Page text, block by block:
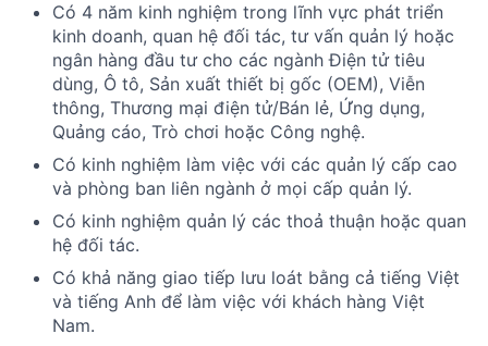
Có 4 năm kinh nghiệm trong lĩnh vực phát triển
kinh doanh, quan hệ đối tác, tư vấn quản lý hoặc
ngân hàng đầu tư cho các ngành Điện tử tiêu
dùng, Ô tô, Sản xuất thiết bị gốc (OEM), Viễn
thông, Thương mại điện tử/Bán lẻ, Ứng dụng,
Quảng cáo, Trò chơi hoặc Công nghệ.
Có kinh nghiệm làm việc với các quản lý cấp cao
và phòng ban liên ngành ở mọi cấp quản lý.
Có kinh nghiệm quản lý các thoả thuận hoặc quan
hệ đối tác.
Có khả năng giao tiếp lưu loát bằng cả tiếng Việt
và tiếng Anh để làm việc với khách hàng Việt
Nam.